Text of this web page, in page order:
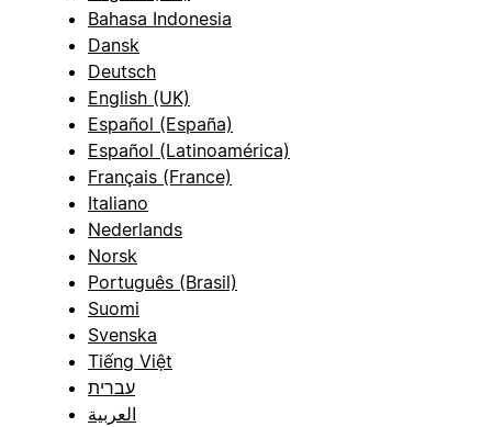
Bahasa Indonesia
Dansk
Deutsch
English (UK)
Español (España)
Español (Latinoamérica)
Français (France)
Italiano
Nederlands
Norsk
Português (Brasil)
Suomi
Svenska
Tiếng Việt
עברית
العربية